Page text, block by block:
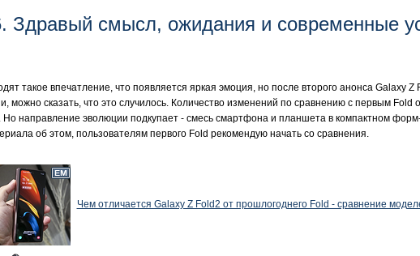
смысл, ожидания и современные
такое впечатление, что появляется яркая эмоция, но после второго анонса Galaxy Z
можно сказать, что это случилось. Количество изменений по сравнению с первым Fold
направление эволюции подкупает - смесь смартфона и планшета в компактном
об этом, пользователям первого Fold рекомендую начать со сравнения.
Чем отличается Galaxy Z Fold2 от прошлогоднего Fold - сравнение